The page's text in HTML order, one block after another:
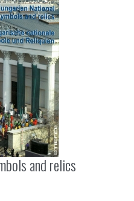
and relics